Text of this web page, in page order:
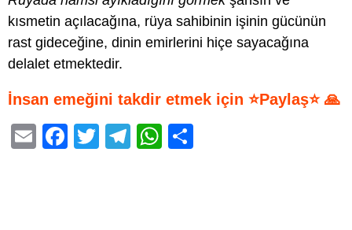
kısmetin açılacağına, rüya sahibinin işinin gücünün
rast gideceğine, dinin emirlerini hiçe sayacağına
delalet etmektedir.
İnsan emeğini takdir etmek için ⭐Paylaş⭐ 🙏
E
F
T
T
W